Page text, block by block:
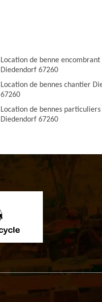
Location de benne encombrant
Diedendorf 67260
Location de bennes chantier
67260
Location de bennes particuliers
Diedendorf 67260